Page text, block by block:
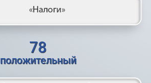
78
положительный